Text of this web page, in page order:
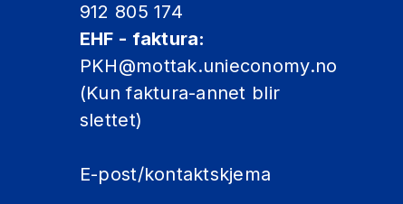
912 805 174
EHF - faktura:
PKH@mottak.unieconomy.no
(Kun faktura-annet blir
slettet)
E-post/kontaktskjema